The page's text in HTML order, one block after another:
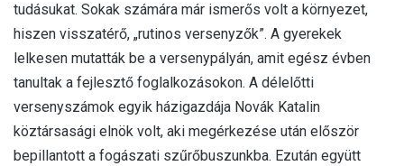
tudásukat. Sokak számára már ismerős volt a környezet,
hiszen visszatérő, „rutinos versenyzők”. A gyerekek
lelkesen mutatták be a versenypályán, amit egész évben
tanultak a fejlesztő foglalkozásokon. A délelőtti
versenyszámok egyik házigazdája Novák Katalin
köztársasági elnök volt, aki megérkezése után először
bepillantott a fogászati szűrőbuszunkba. Ezután együtt